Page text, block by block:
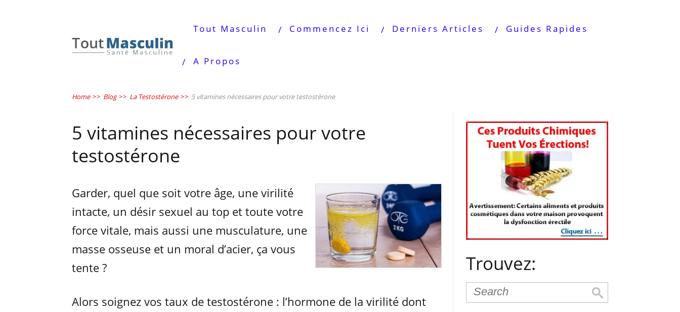
Tout Masculin Commencez Ici Derniers Articles Guides Rapides
A Propos
Home >> Blog >> La Testostérone >> 5 vitamines nécessaires pour votre testostérone
5 vitamines nécessaires pour votre
testostérone
Garder, quel que soit votre âge, une virilité
intacte, un désir sexuel au top et toute votre
force vitale, mais aussi une musculature, une
masse osseuse et un moral d’acier, ça vous
tente ?
Alors soignez vos taux de testostérone : l’hormone de la virilité dont
Trouvez: